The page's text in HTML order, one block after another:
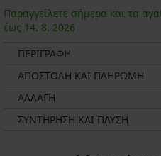
Παραγγείλετε σήμερα και τα
έως 14. 8. 2026
ΠΕΡΙΓΡΑΦΗ
ΑΠΟΣΤΟΛΗ ΚΑΙ ΠΛΗΡΩΜΗ
ΑΛΛΑΓΗ
ΣΥΝΤΗΡΗΣΗ ΚΑΙ ΠΛΥΣΗ